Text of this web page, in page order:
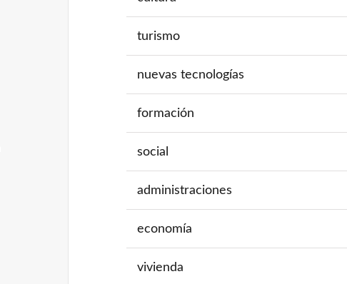
turismo
nuevas tecnologías
formación
social
administraciones
economía
vivienda